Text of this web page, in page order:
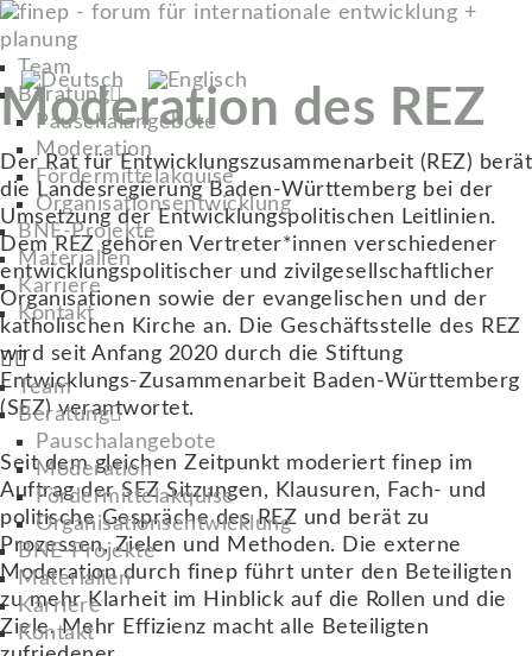
Team
Beratung
Pauschalangebote
Moderation
Fördermittelakquise
Organisationsentwicklung
BNE-Projekte
Materialien
Karriere
Kontakt
Team
Beratung
Pauschalangebote
Moderation
Fördermittelakquise
Organisationsentwicklung
BNE-Projekte
Materialien
Karriere
Kontakt
Moderation des REZ
Der Rat für Entwicklungszusammenarbeit (REZ) berät
die Landesregierung Baden-Württemberg bei der
Umsetzung der Entwicklungspolitischen Leitlinien.
Dem REZ gehören Vertreter*innen verschiedener
entwicklungspolitischer und zivilgesellschaftlicher
Organisationen sowie der evangelischen und der
katholischen Kirche an. Die Geschäftsstelle des REZ
wird seit Anfang 2020 durch die Stiftung
Entwicklungs-Zusammenarbeit Baden-Württemberg
(SEZ) verantwortet.
Seit dem gleichen Zeitpunkt moderiert finep im
Auftrag der SEZ Sitzungen, Klausuren, Fach- und
politische Gespräche des REZ und berät zu
Prozessen, Zielen und Methoden. Die externe
Moderation durch finep führt unter den Beteiligten
zu mehr Klarheit im Hinblick auf die Rollen und die
Ziele. Mehr Effizienz macht alle Beteiligten